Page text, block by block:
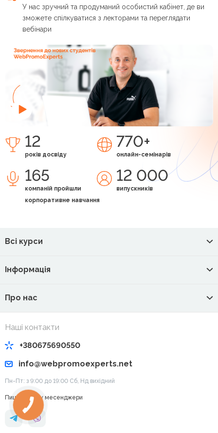
У нас зручний та продуманий особистий кабінет, де ви
зможете спілкуватися з лекторами та переглядати
вебінари
12
років досвіду
770+
онлайн-семінарів
165
компаній пройшли
корпоративне навчання
12 000
випускників
Всі курси
Інформація
Про нас
Наші контакти
+380675690550
info@webpromoexperts.net
Пн-Пт: з 9:00 до 19:00 Cб, Нд вихідний
Пишіть нам у месенджери